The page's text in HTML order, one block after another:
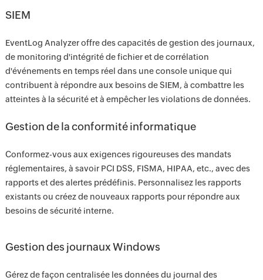
SIEM
EventLog Analyzer offre des capacités de gestion des journaux,
de monitoring d'intégrité de fichier et de corrélation
d'événements en temps réel dans une console unique qui
contribuent à répondre aux besoins de SIEM, à combattre les
atteintes à la sécurité et à empêcher les violations de données.
Gestion de la conformité informatique
Conformez-vous aux exigences rigoureuses des mandats
réglementaires, à savoir PCI DSS, FISMA, HIPAA, etc., avec des
rapports et des alertes prédéfinis. Personnalisez les rapports
existants ou créez de nouveaux rapports pour répondre aux
besoins de sécurité interne.
Gestion des journaux Windows
Gérez de façon centralisée les données du journal des